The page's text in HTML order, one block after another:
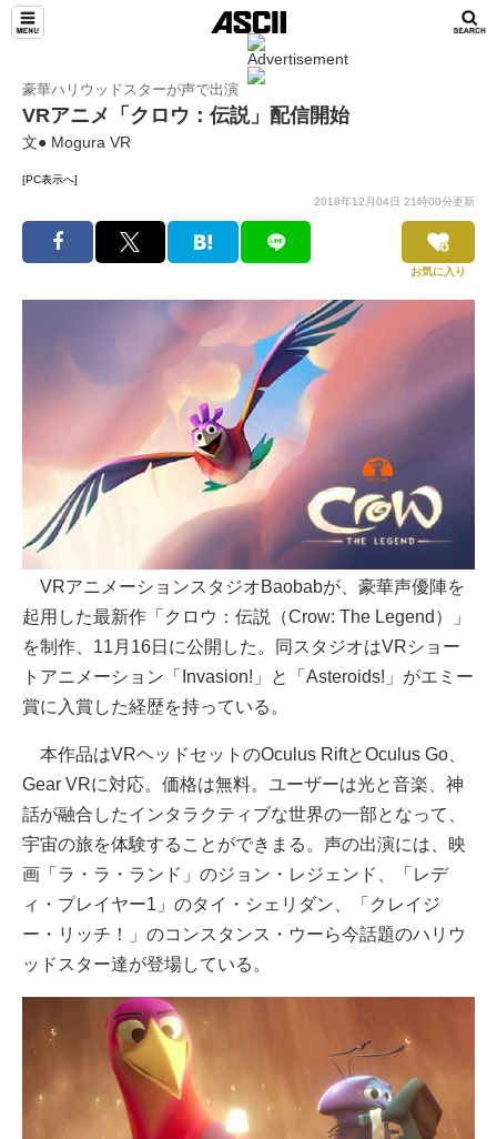
豪華ハリウッドスターが声で出演
VRアニメ「クロウ：伝説」配信開始
文● Mogura VR
[PC表示へ]
2018年12月04日 21時00分更新
お気に入り
VRアニメーションスタジオBaobabが、豪華声優陣を
起用した最新作「クロウ：伝説（Crow: The Legend）」
を制作、11月16日に公開した。同スタジオはVRショー
トアニメーション「Invasion!」と「Asteroids!」がエミー
賞に入賞した経歴を持っている。
本作品はVRヘッドセットのOculus RiftとOculus Go、
Gear VRに対応。価格は無料。ユーザーは光と音楽、神
話が融合したインタラクティブな世界の一部となって、
宇宙の旅を体験することができまる。声の出演には、映
画「ラ・ラ・ランド」のジョン・レジェンド、「レデ
ィ・プレイヤー1」のタイ・シェリダン、「クレイジ
ー・リッチ！」のコンスタンス・ウーら今話題のハリウ
ッドスター達が登場している。